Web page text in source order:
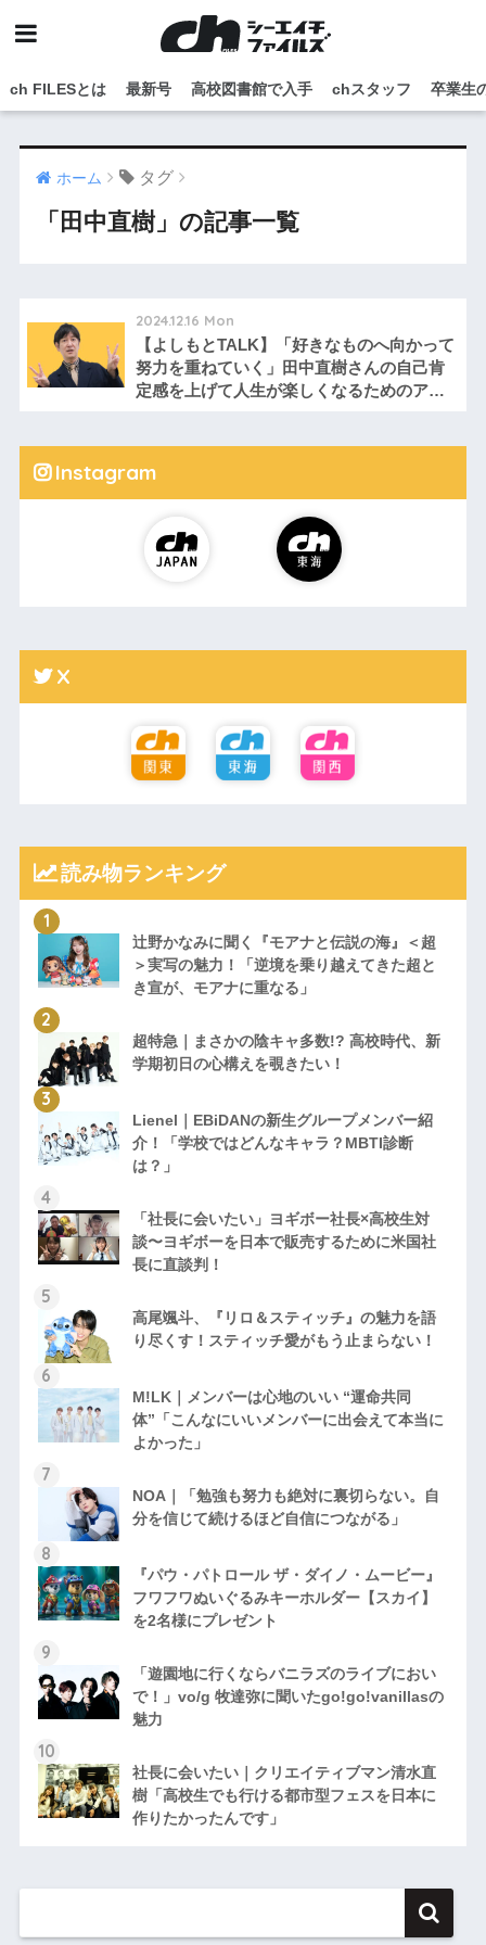
ch FILESとは 最新号 高校図書館で入手 chスタッフ 卒業生
ホーム タグ
「田中直樹」の記事一覧
2024.12.16 Mon
【よしもとTALK】「好きなものへ向かって
努力を重ねていく」田中直樹さんの自己肯
定感を上げて人生が楽しくなるためのアド
Instagram
X
読み物ランキング
辻野かなみに聞く『モアナと伝説の海』＜超
＞実写の魅力！「逆境を乗り越えてきた超と
き宣が、モアナに重なる」
超特急｜まさかの陰キャ多数!? 高校時代、新
学期初日の心構えを覗きたい！
Lienel｜EBiDANの新生グループメンバー紹
介！「学校ではどんなキャラ？MBTI診断
は？」
「社長に会いたい」ヨギボー社長×高校生対
談〜ヨギボーを日本で販売するために米国社
長に直談判！
高尾颯斗、『リロ＆スティッチ』の魅力を語
り尽くす！スティッチ愛がもう止まらない！
M!LK｜メンバーは心地のいい “運命共同
体”「こんなにいいメンバーに出会えて本当に
よかった」
NOA｜「勉強も努力も絶対に裏切らない。自
分を信じて続けるほど自信につながる」
『パウ・パトロール ザ・ダイノ・ムービー』
フワフワぬいぐるみキーホルダー【スカイ】
を2名様にプレゼント
「遊園地に行くならバニラズのライブにおい
で！」vo/g 牧達弥に聞いたgo!go!vanillasの
魅力
社長に会いたい｜クリエイティブマン清水直
樹「高校生でも行ける都市型フェスを日本に
作りたかったんです」